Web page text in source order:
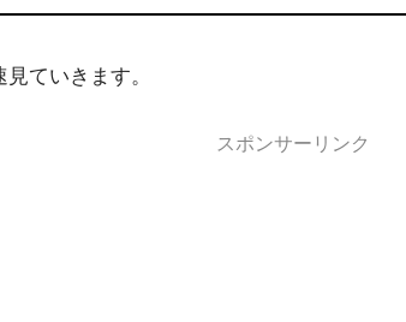
ていきます。
スポンサーリンク